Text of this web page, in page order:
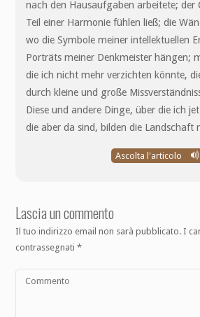
nach den Hausaufgaben arbeitete; der
Teil einer Harmonie fühlen ließ; die
wo die Symbole meiner intellektuellen
Porträts meiner Denkmeister hängen;
die ich nicht mehr verzichten könnte,
durch kleine und große
Diese und andere Dinge, über die ich
die aber da sind, bilden die Landschaft
Ascolta l'articolo
Lascia un commento
Il tuo indirizzo email non sarà pubblicato. I
contrassegnati*